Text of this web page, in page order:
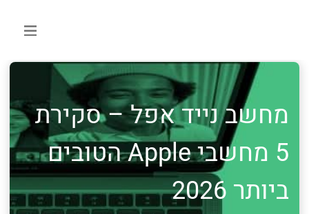
מחשב נייד אפל – סקירת
5 מחשבי Apple הטובים
ביותר 2026